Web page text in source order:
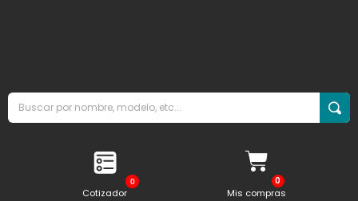
0
Cotizador Mis compras